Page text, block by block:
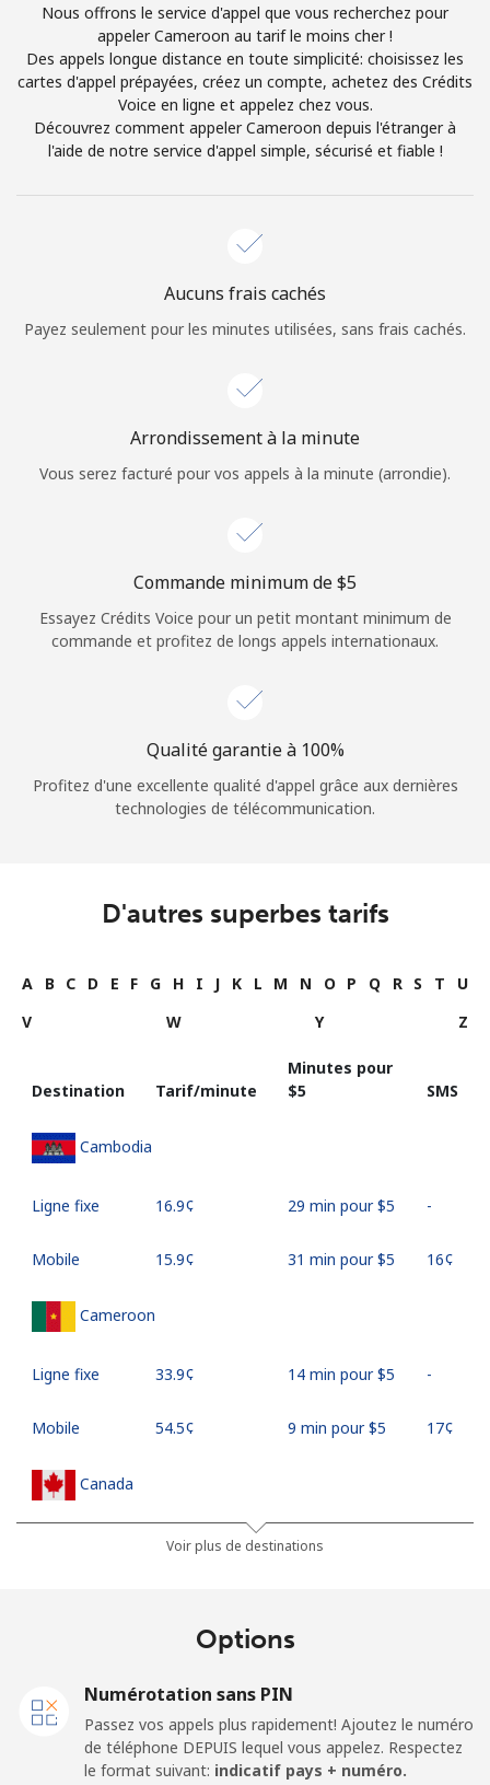
Bonjour!
Identifiez-vous ouINSCRIVEZ-VOUS →
Login
ou
Continue avec
Nous offrons le service d'appel que vous recherchez pour
appeler Cameroon au tarif le moins cher !
Des appels longue distance en toute simplicité: choisissez les
cartes d'appel prépayées, créez un compte, achetez des Crédits
Voice en ligne et appelez chez vous.
Découvrez comment appeler Cameroon depuis l'étranger à
l'aide de notre service d'appel simple, sécurisé et fiable !
Aucuns frais cachés
Payez seulement pour les minutes utilisées, sans frais cachés.
Arrondissement à la minute
Vous serez facturé pour vos appels à la minute (arrondie).
Commande minimum de ⁦$5⁩
Essayez Crédits Voice pour un petit montant minimum de
commande et profitez de longs appels internationaux.
Qualité garantie à 100%
Profitez d'une excellente qualité d'appel grâce aux dernières
technologies de télécommunication.
D'autres superbes tarifs
A B C D E F G H I J K L M N O P Q R S T
U
V
W Y Z
Destination Tarif/minute
Minutes pour
⁦$5⁩
SMS
Cambodia
Ligne fixe ⁦16.9¢⁩ 29 min pour ⁦$5⁩ -
Mobile ⁦15.9¢⁩ 31 min pour ⁦$5⁩ ⁦16¢⁩
Cameroon
Ligne fixe ⁦33.9¢⁩ 14 min pour ⁦$5⁩ -
Mobile ⁦54.5¢⁩ 9 min pour ⁦$5⁩ ⁦17¢⁩
Canada
⁦1.5¢⁩
333 min pour
⁦39.5¢⁩ 12 min pour ⁦$5⁩ ⁦16¢⁩
Voir plus de destinations
Options
Numérotation sans PIN
Passez vos appels plus rapidement! Ajoutez le numéro
de téléphone DEPUIS lequel vous appelez. Respectez
le format suivant: indicatif pays + numéro.